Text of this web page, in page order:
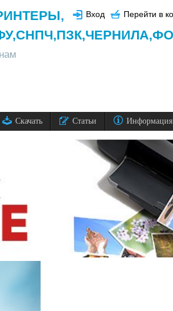
Вход Перейти в
,
СНПЧ,ПЗК,ЧЕРНИЛА,
Скачать Статьи Информация